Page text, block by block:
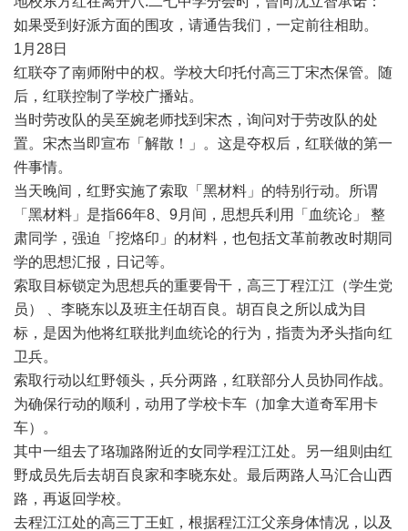
如果受到好派方面的围攻，请通告我们，一定前往相助。
1 月 28日
红联夺了南师附中的权。学校大印托付高三丁宋杰保管。随
后，红联控制了学校广播站。
当时劳改队的吴至婉老师找到宋杰，询问对于劳改队的处
置。宋杰当即宣布「解散！」。这是夺权后，红联做的第一
件事情。
当天晚间，红野实施了索取「黑材料」的特别行动。所谓
「黑材料」是指66年8 9月间，思想兵利用「血统论」
整
肃同学，强迫「挖烙印」的材料，也包括文革前教改时期同
学的思想汇报，日记等。
索取目标锁定为思想兵的重要骨干，高三丁程江江（学生党
员）
、李晓东以及班主任胡百良。胡百良之所以成为目
标，是因为他将红联批判血统论的行为，指责为矛头指向红
卫兵。
索取行动以红野领头，兵分两路，红联部分人员协同作战。
为确保行动的顺利，动用了学校卡车（加拿大道奇军用卡
车）。
其中一组去了珞珈路附近的女同学程江江处。另一组则由红
野成员先后去胡百良家和李晓东处。最后两路人马汇合山西
路，再返回学校。
去程江江处的高三丁王虹，根据程江江父亲身体情况，以及